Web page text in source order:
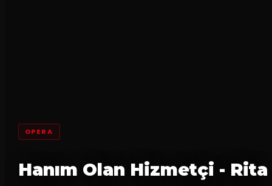
OPERA
Hanım Olan Hizmetçi - Rita